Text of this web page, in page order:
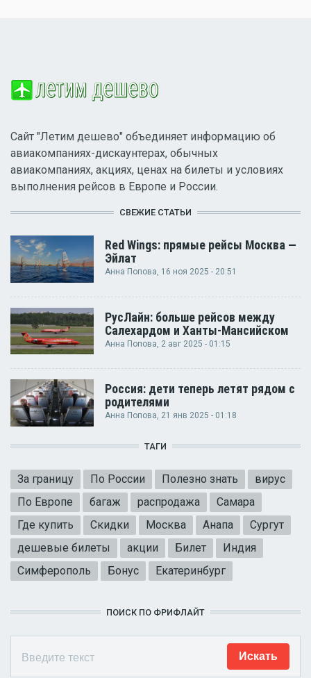
Сайт "Летим дешево" объединяет информацию об
авиакомпаниях-дискаунтерах, обычных
авиакомпаниях, акциях, ценах на билеты и условиях
выполнения рейсов в Европе и России.
СВЕЖИЕ СТАТЬИ
Red Wings: прямые рейсы Москва —
Эйлат
Анна Попова, 16 ноя 2025 - 20:51
РусЛайн: больше рейсов между
Салехардом и Ханты-Мансийском
Анна Попова , 2 авг 2025 - 01:15
Россия: дети теперь летят рядом с
родителями
Анна Попова, 21 янв 2025 - 01:18
ТАГИ
За границу По России Полезно знать
вирус
По Европе
багаж распродажа
Самара
Где купить
Скидки Москва Анапа
Сургут
дешевые билеты
акции Билет
Индия
Симферополь
Бонус Екатеринбург
ПОИСК ПО ФРИФЛАЙТ